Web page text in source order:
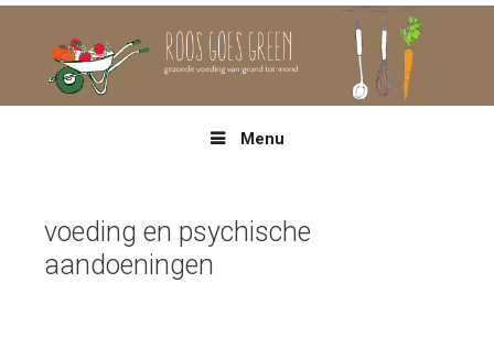
Menu
voeding en psychische
aandoeningen